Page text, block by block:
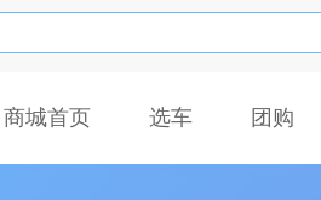
商城首页 选车 团购